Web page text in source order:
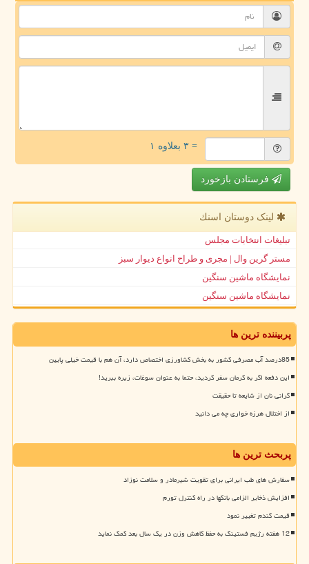
= ۳ بعلاوه ۱
فرستادن بازخورد
لینک دوستان اسنك
تبلیغات انتخابات مجلس
مستر گرین وال | مجری و طراح انواع دیوار سبز
نمایشگاه ماشین سنگین
نمایشگاه ماشین سنگین
پربیننده ترین ها
85درصد آب مصرفی کشور به بخش کشاورزی اختصاص دارد، آن هم با قیمت خیلی پایین
این دفعه اگر به کرمان سفر کردید، حتما به عنوان سوغات، زیره ببرید!
گرانی نان از شایعه تا حقیقت
از اختلال هرزه خواری چه می دانید
پربحث ترین ها
سفارش های طب ایرانی برای تقویت شیرمادر و سلامت نوزاد
افزایش ذخایر الزامی بانکها در راه کنترل تورم
قیمت گندم تغییر نمود
12 هفته رژیم فستینگ به حفظ کاهش وزن در یک سال بعد کمک نماید